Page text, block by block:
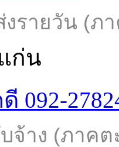
รายวัน (ภ
ก่น
092-
จ้าง (ภาคต